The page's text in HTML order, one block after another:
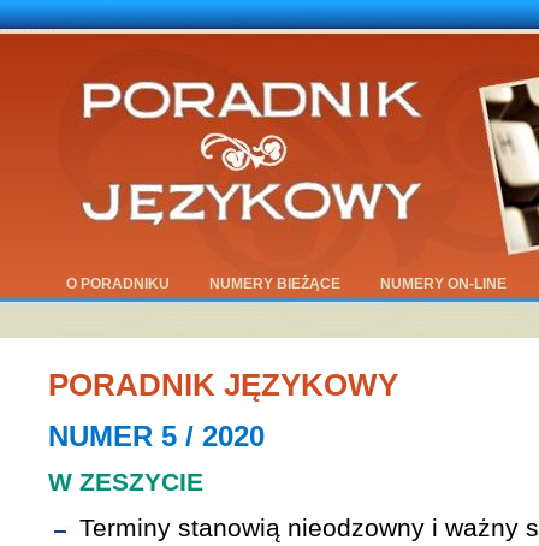
O PORADNIKU NUMERY BIEŻĄCE NUMERY ON-LINE
PORADNIK JĘZYKOWY
NUMER 5 / 2020
W ZESZYCIE
Terminy stanowią nieodzowny i ważny